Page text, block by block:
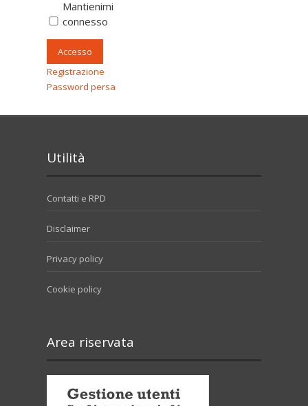
Mantienimi
connesso
Accesso
Registrazione
Password persa
Utilità
Contatti e RPD
Disclaimer
Privacy policy
Cookie policy
Area riservata